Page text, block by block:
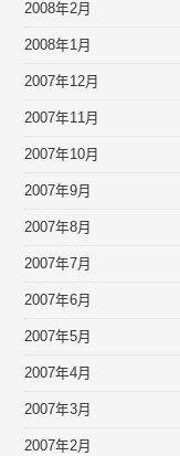
2008年2月
2008年1月
2007年12月
2007年11月
2007年10月
2007年9月
2007年8月
2007年7月
2007年6月
2007年5月
2007年4月
2007年3月
2007年2月